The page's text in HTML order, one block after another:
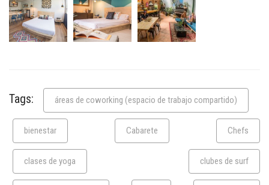
Tags: áreas de coworking (espacio de trabajo compartido)
bienestar Cabarete Chefs
clases de yoga clubes de surf